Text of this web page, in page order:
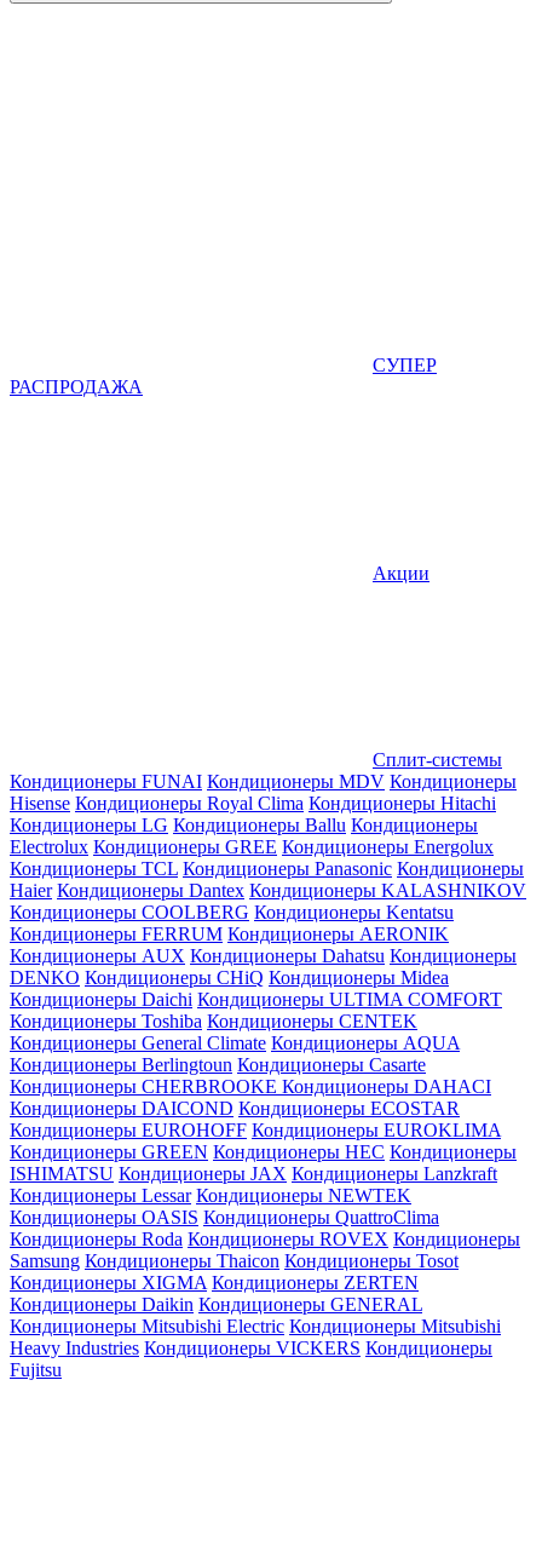
СУПЕР
РАСПРОДАЖА
Акции
Сплит-системы
Кондиционеры FUNAI Кондиционеры MDV Кондиционеры
Hisense Кондиционеры Royal Clima Кондиционеры Hitachi
Кондиционеры LG Кондиционеры Ballu Кондиционеры
Electrolux Кондиционеры GREE Кондиционеры Energolux
Кондиционеры TCL Кондиционеры Panasonic Кондиционеры
Haier Кондиционеры Dantex Кондиционеры KALASHNIKOV
Кондиционеры СOOLBERG Кондиционеры Kentatsu
Кондиционеры FERRUM Кондиционеры AERONIK
Кондиционеры AUX Кондиционеры Dahatsu Кондиционеры
DENKO Кондиционеры CHiQ Кондиционеры Midea
Кондиционеры Daichi Кондиционеры ULTIMA COMFORT
Кондиционеры Toshiba Кондиционеры CENTEK
Кондиционеры General Climate Кондиционеры AQUA
Кондиционеры Berlingtoun Кондиционеры Casarte
Кондиционеры CHERBROOKE Кондиционеры DAHACI
Кондиционеры DAICOND Кондиционеры ECOSTAR
Кондиционеры EUROHOFF Кондиционеры EUROKLIMA
Кондиционеры GREEN Кондиционеры HEC Кондиционеры
ISHIMATSU Кондиционеры JAX Кондиционеры Lanzkraft
Кондиционеры Lessar Кондиционеры NEWTEK
Кондиционеры OASIS Кондиционеры QuattroClima
Кондиционеры Roda Кондиционеры ROVEX Кондиционеры
Samsung Кондиционеры Thaicon Кондиционеры Tosot
Кондиционеры XIGMA Кондиционеры ZERTEN
Кондиционеры Daikin Кондиционеры GENERAL
Кондиционеры Mitsubishi Electric Кондиционеры Mitsubishi
Heavy Industries Кондиционеры VICKERS Кондиционеры
Fujitsu